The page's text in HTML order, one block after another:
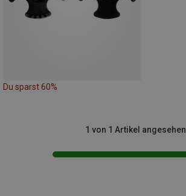
Du sparst 60%
1 von 1 Artikel angesehen